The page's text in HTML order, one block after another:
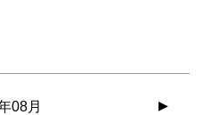
08月 ▶